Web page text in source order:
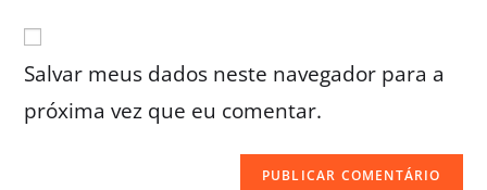
Salvar meus dados neste navegador para a
próxima vez que eu comentar.